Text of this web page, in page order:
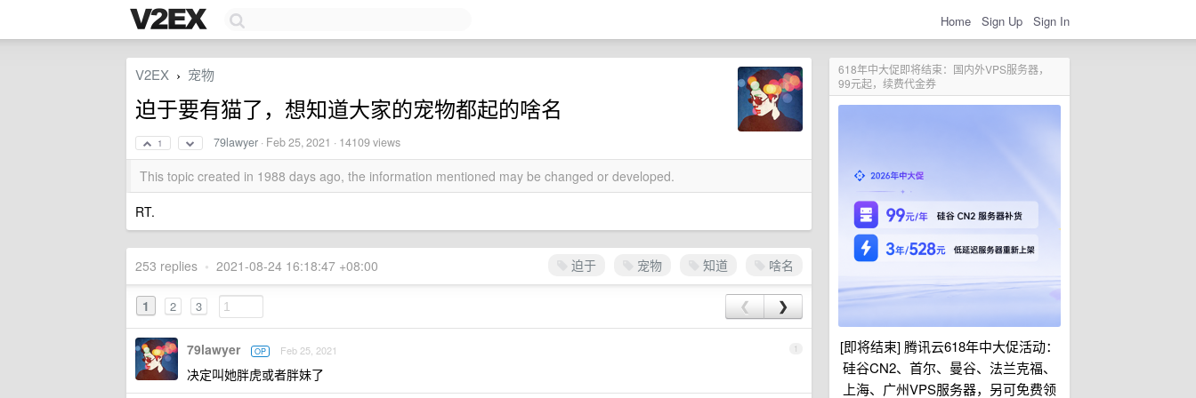
Home Sign Up Sign In
618年中大促即将结束：国内外VPS服务器，
99元起，续费代金券
[即将结束] 腾讯云618年中大促活动：
硅谷CN2、首尔、曼谷、法兰克福、
上海、广州VPS服务器，另可免费领
V2EX › 宠物
迫于要有猫了，想知道大家的宠物都起的啥名
1 79lawyer · Feb 25, 2021 · 14109 views
This topic created in 1988 days ago, the information mentioned may be changed or developed.
RT.
迫于 宠物 知道 啥名
253 replies • 2021-08-24 16:18:47 +08:00
1 2 3 ❮ ❯
1
79lawyer OP Feb 25, 2021
决定叫她胖虎或者胖妹了